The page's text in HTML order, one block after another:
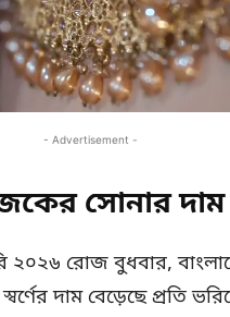
- Advertisement -
সোনার দাম
রোজ বুধবার,
দাম বেড়েছে প্রতি